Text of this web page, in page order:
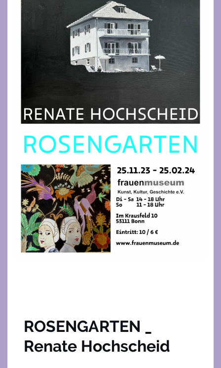
ROSENGARTEN _
Renate Hochscheid